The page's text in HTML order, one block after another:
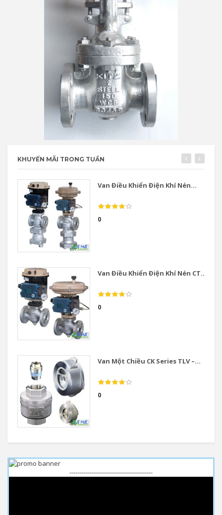
KHUYẾN MÃI TRONG TUẦN
Van Điều Khiển Điện Khí Nén...
0
Van Điều Khiển Điện Khí Nén CT...
0
Van Một Chiều CK Series TLV –...
0
------------------------------------------